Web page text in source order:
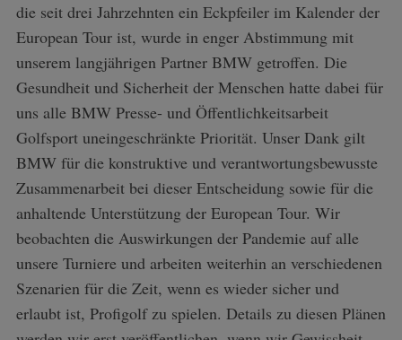
die seit drei Jahrzehnten ein Eckpfeiler im Kalender der
European Tour ist, wurde in enger Abstimmung mit
unserem langjährigen Partner BMW getroffen. Die
Gesundheit und Sicherheit der Menschen hatte dabei für
uns alle BMW Presse- und Öffentlichkeitsarbeit
Golfsport uneingeschränkte Priorität. Unser Dank gilt
BMW für die konstruktive und verantwortungsbewusste
Zusammenarbeit bei dieser Entscheidung sowie für die
anhaltende Unterstützung der European Tour. Wir
beobachten die Auswirkungen der Pandemie auf alle
unsere Turniere und arbeiten weiterhin an verschiedenen
Szenarien für die Zeit, wenn es wieder sicher und
erlaubt ist, Profigolf zu spielen. Details zu diesen Plänen